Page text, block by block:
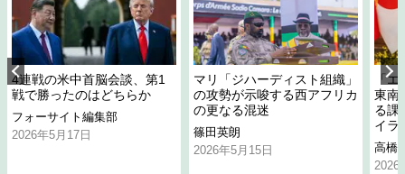
4連戦の米中首脳会談、第1
戦で勝ったのはどちらか
フォーサイト編集部
2026年5月17日
マリ「ジハーディスト組織」
の攻勢が示唆する西アフリカ
の更なる混迷
篠田英朗
2026年5月15日
「
東南
る課
イラ
高橋
2026